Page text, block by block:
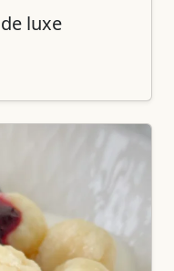
luxe